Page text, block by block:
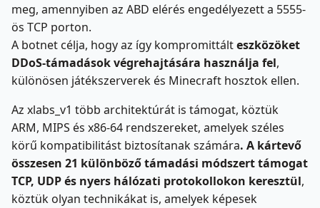
meg, amennyiben az ABD elérés engedélyezett a 5555-
ös TCP porton.
A botnet célja, hogy az így kompromittálteszközöket
DDoS-támadások végrehajtására használja fel,
különösen játékszerverek és Minecraft hosztok ellen.
Az xlabs_v1 több architektúrát is támogat, köztük
ARM, MIPS és x86-64 rendszereket, amelyek széles
körű kompatibilitást biztosítanak számára. A kártevő
összesen 21 különböző támadási módszert támogat
TCP, UDP és nyers hálózati protokollokon keresztül,
köztük olyan technikákat is, amelyek képesek